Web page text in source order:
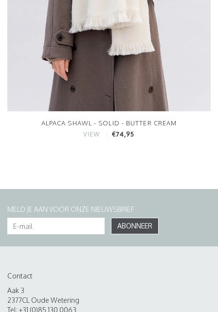
ALPACA SHAWL - SOLID - BUTTER CREAM
VIEW €74,95
MELD JE AAN VOOR ONZE NIEUWSBRIEF
ABONNEER
Contact
Aak 3
2377CL Oude Wetering
Tel: +31 (0)85 130 0063